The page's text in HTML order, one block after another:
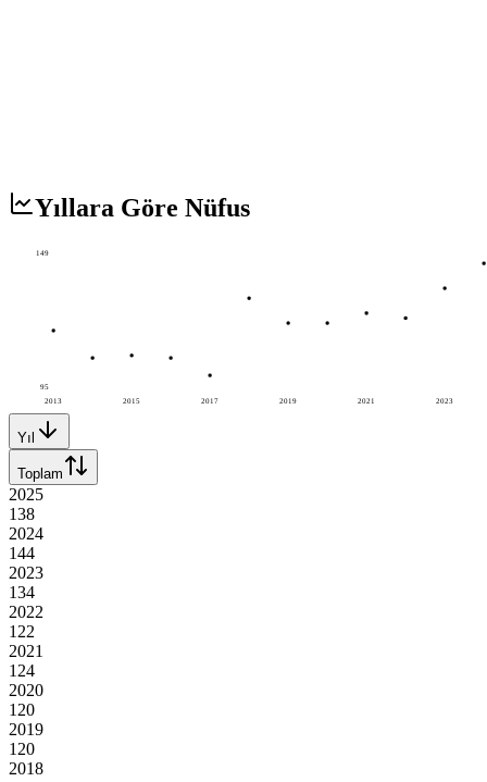
Yıllara Göre Nüfus
2013 2015 2017 2019 2021 2023
149
95
Yıl
Toplam
2025
138
2024
144
2023
134
2022
122
2021
124
2020
120
2019
120
2018